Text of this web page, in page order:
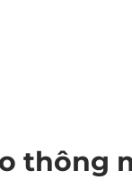
thông